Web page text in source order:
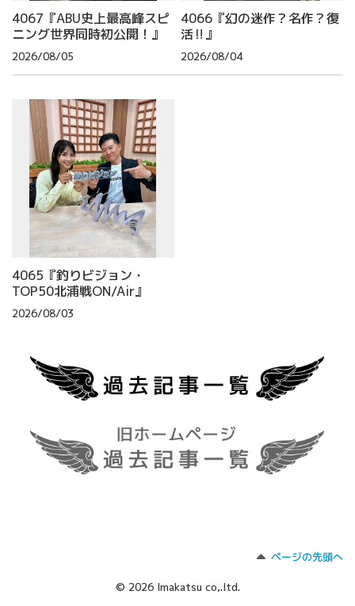
4067『ABU史上最高峰スピ
ニング世界同時初公開！』
2026/08/05
4066『幻の迷作？名作？復
活‼』
2026/08/04
4065『釣りビジョン・
TOP50北浦戦ON/Air』
2026/08/03
ページの先頭へ
© 2026 Imakatsu co,.ltd.